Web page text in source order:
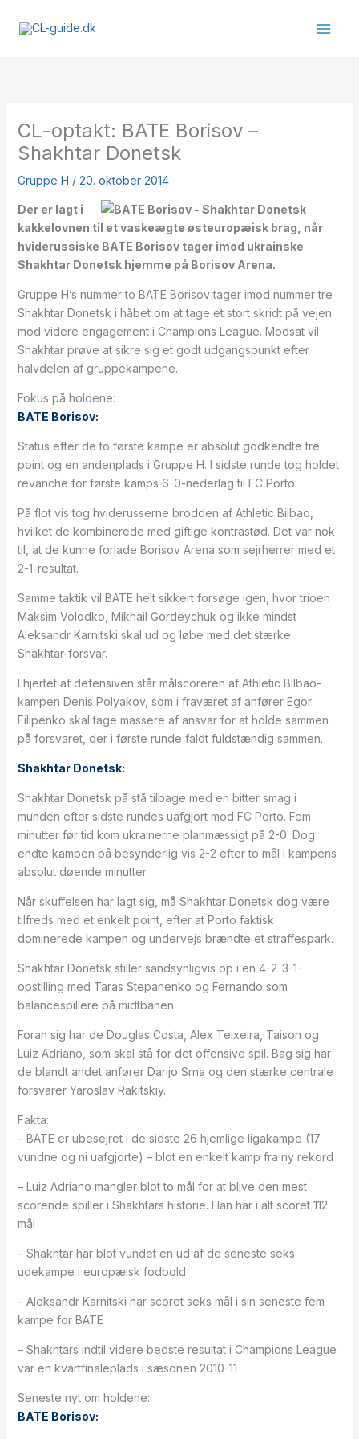
CL-optakt: BATE Borisov –
Shakhtar Donetsk
Gruppe H / 20. oktober 2014
Der er lagt i
kakkelovnen til et vaskeægte østeuropæisk brag, når
hviderussiske BATE Borisov tager imod ukrainske
Shakhtar Donetsk hjemme på Borisov Arena.
Gruppe H’s nummer to BATE Borisov tager imod nummer tre
Shakhtar Donetsk i håbet om at tage et stort skridt på vejen
mod videre engagement i Champions League. Modsat vil
Shakhtar prøve at sikre sig et godt udgangspunkt efter
halvdelen af gruppekampene.
Fokus på holdene:
BATE Borisov:
Status efter de to første kampe er absolut godkendte tre
point og en andenplads i Gruppe H. I sidste runde tog holdet
revanche for første kamps 6-0-nederlag til FC Porto.
På flot vis tog hviderusserne brodden af Athletic Bilbao,
hvilket de kombinerede med giftige kontrastød. Det var nok
til, at de kunne forlade Borisov Arena som sejrherrer med et
2-1-resultat.
Samme taktik vil BATE helt sikkert forsøge igen, hvor trioen
Maksim Volodko, Mikhail Gordeychuk og ikke mindst
Aleksandr Karnitski skal ud og løbe med det stærke
Shakhtar-forsvar.
I hjertet af defensiven står målscoreren af Athletic Bilbao-
kampen Denis Polyakov, som i fraværet af anfører Egor
Filipenko skal tage massere af ansvar for at holde sammen
på forsvaret, der i første runde faldt fuldstændig sammen.
Shakhtar Donetsk:
Shakhtar Donetsk på stå tilbage med en bitter smag i
munden efter sidste rundes uafgjort mod FC Porto. Fem
minutter før tid kom ukrainerne planmæssigt på 2-0. Dog
endte kampen på besynderlig vis 2-2 efter to mål i kampens
absolut døende minutter.
Når skuffelsen har lagt sig, må Shakhtar Donetsk dog være
tilfreds med et enkelt point, efter at Porto faktisk
dominerede kampen og undervejs brændte et straffespark.
Shakhtar Donetsk stiller sandsynligvis op i en 4-2-3-1-
opstilling med Taras Stepanenko og Fernando som
balancespillere på midtbanen.
Foran sig har de Douglas Costa, Alex Teixeira, Taison og
Luiz Adriano, som skal stå for det offensive spil. Bag sig har
de blandt andet anfører Darijo Srna og den stærke centrale
forsvarer Yaroslav Rakitskiy.
Fakta:
– BATE er ubesejret i de sidste 26 hjemlige ligakampe (17
vundne og ni uafgjorte) – blot en enkelt kamp fra ny rekord
– Luiz Adriano mangler blot to mål for at blive den mest
scorende spiller i Shakhtars historie. Han har i alt scoret 112
mål
– Shakhtar har blot vundet en ud af de seneste seks
udekampe i europæisk fodbold
– Aleksandr Karnitski har scoret seks mål i sin seneste fem
kampe for BATE
– Shakhtars indtil videre bedste resultat i Champions League
var en kvartfinaleplads i sæsonen 2010-11
Seneste nyt om holdene:
BATE Borisov: